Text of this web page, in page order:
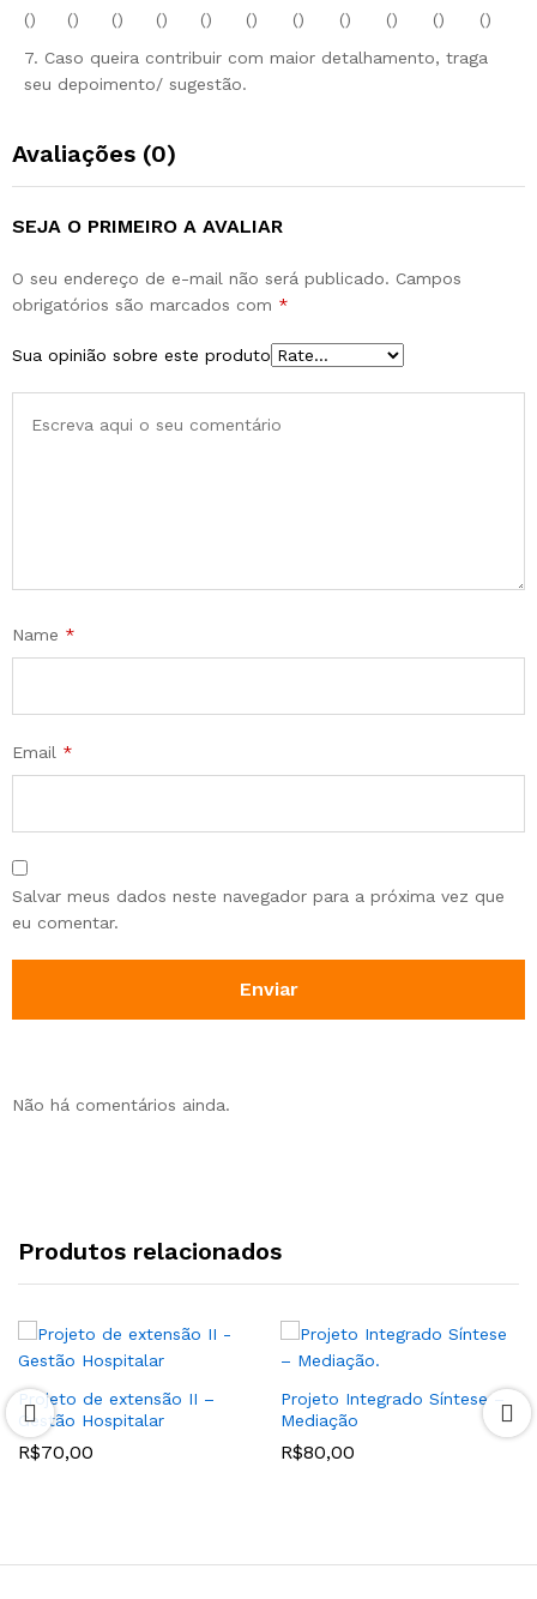
()
() () () () () () () () ()
()
7. Caso queira contribuir com maior detalhamento, traga
seu depoimento/ sugestão.
Avaliações (0)
SEJA O PRIMEIRO A AVALIAR
O seu endereço de e-mail não será publicado. Campos
obrigatórios são marcados com *
Sua opinião sobre este produto
Name *
Email *
Salvar meus dados neste navegador para a próxima vez que
eu comentar.
Não há comentários ainda.
Produtos relacionados
Projeto de extensão II –
Gestão Hospitalar
R$70,00
Projeto Integrado Síntese –
Mediação
R$80,00